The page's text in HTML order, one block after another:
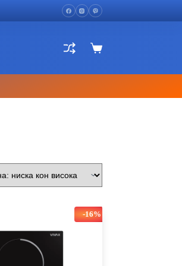
Shopping
-16%